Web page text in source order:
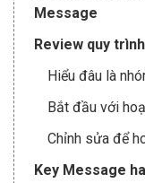
Message
Review quy
Hiểu đâu là
Bắt đầu với
Chỉnh sửa để
Key Message